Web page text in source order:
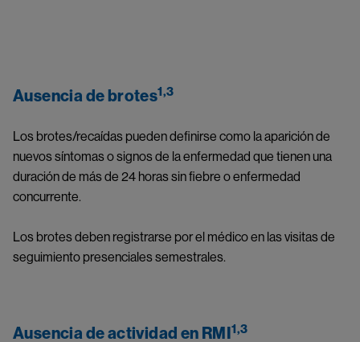
Ausencia de brotes1,3
Los brotes/recaídas pueden definirse como la aparición de
nuevos síntomas o signos de la enfermedad que tienen una
duración de más de 24 horas sin fiebre o enfermedad
concurrente.
Los brotes deben registrarse por el médico en las visitas de
seguimiento presenciales semestrales.
Ausencia de actividad en RMI 1,3